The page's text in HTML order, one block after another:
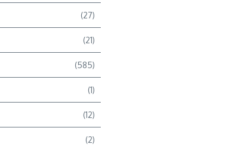
(27)
(21)
(585)
(1)
(12)
(2)